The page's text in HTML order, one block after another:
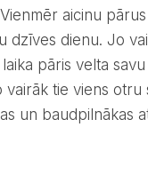
aicinu
dzīves dienu. Jo
pāris velta
vairāk tie viens
un baudpilnākas